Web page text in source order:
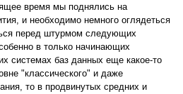
время мы поднялись на
и необходимо немного оглядеться
перед штурмом следующих
в только начинающих
системах баз данных еще какое-то
"классического" и даже
то в продвинутых средних и